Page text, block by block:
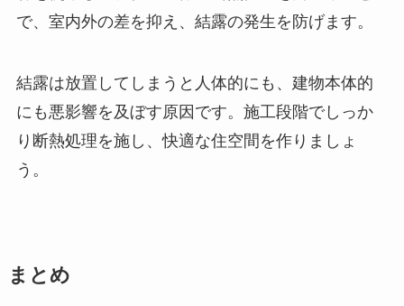
で、室内外の差を抑え、結露の発生を防げます。
結露は放置してしまうと人体的にも、建物本体的
にも悪影響を及ぼす原因です。施工段階でしっか
り断熱処理を施し、快適な住空間を作りましょ
う。
まとめ